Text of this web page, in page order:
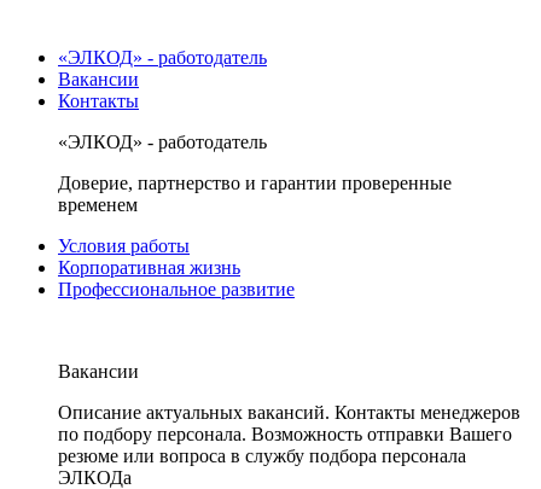
«ЭЛКОД» - работодатель
Вакансии
Контакты
«ЭЛКОД» - работодатель
Доверие, партнерство и гарантии проверенные
временем
Условия работы
Корпоративная жизнь
Профессиональное развитие
Вакансии
Описание актуальных вакансий. Контакты менеджеров
по подбору персонала. Возможность отправки Вашего
резюме или вопроса в службу подбора персонала
ЭЛКОДа